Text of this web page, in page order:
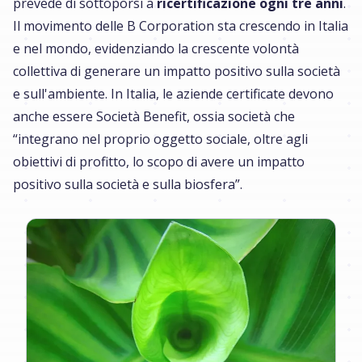
Il movimento delle B Corporation sta crescendo in Italia
e nel mondo, evidenziando la crescente volontà
collettiva di generare un impatto positivo sulla società
e sull'ambiente. In Italia, le aziende certificate devono
anche essere Società Benefit, ossia società che
“integrano nel proprio oggetto sociale, oltre agli
obiettivi di profitto, lo scopo di avere un impatto
positivo sulla società e sulla biosfera”.